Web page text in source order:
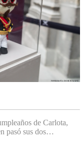
de Carlota,
pasó sus dos…